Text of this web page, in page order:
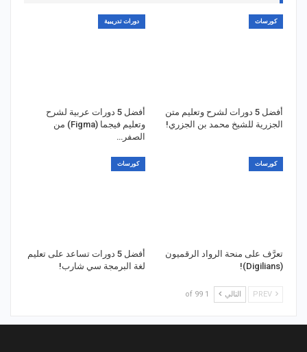
كورسات
أفضل 5 دورات لشرح وتعليم متن
الجزرية للشيخ محمد بن الجزري!
دورات تدريبية
أفضل 5 دورات عربية لشرح
وتعليم فيجما (Figma) من
الصفر…
كورسات
تعرَّف على منحة الرواد الرقميون
(Digilians)!
كورسات
أفضل 5 دورات تساعد على تعليم
لغة البرمجة سي شارب!
التالي 1 of 99